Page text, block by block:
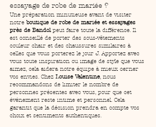
essayage de robe de mariée ?
Une préparation minutieuse avant de visiter
notre boutique de robe de mariée et essayages
près de Bandol peut faire toute la différence. Il
est conseillé de porter des sous-vêtements
couleur chair et des chaussures similaires à
celles que vous porterez le jour J. Apportez avec
vous toute inspiration ou image de style que vous
aimez, cela aidera notre équipe à mieux cerner
vos envies. Chez Louise Valentine, nous
recommandons de limiter le nombre de
personnes présentes avec vous, pour que cet
événement reste intime et personnel. Cela
garantit que la décision prendra en compte vos
choix et sentiments authentiques.